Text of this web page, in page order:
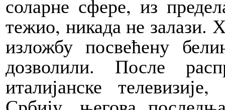
соларне сфере, из
тежио, никада не залази.
изложбу посвећену
дозволили. После
италијанске